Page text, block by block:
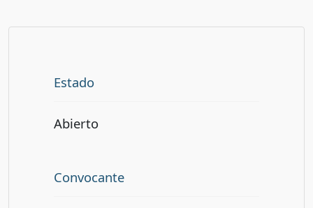
Estado
Abierto
Convocante